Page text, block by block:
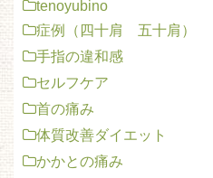
tenoyubino
症例（四十肩 五十肩）
手指の違和感
セルフケア
首の痛み
体質改善ダイエット
かかとの痛み